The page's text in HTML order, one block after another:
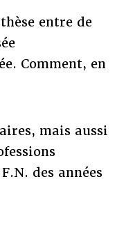
entre de
Comment, en
mais aussi
des années